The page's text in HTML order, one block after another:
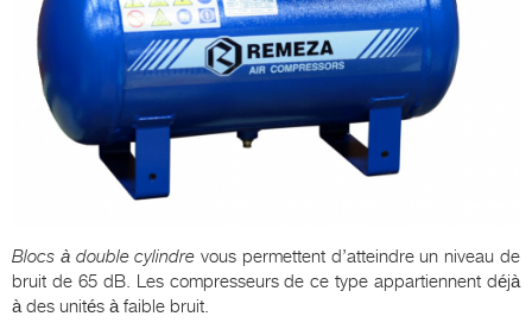
Blocs à double cylindre vous permettent d’atteindre un niveau de
bruit de 65 dB. Les compresseurs de ce type appartiennent déjà
à des unités à faible bruit.